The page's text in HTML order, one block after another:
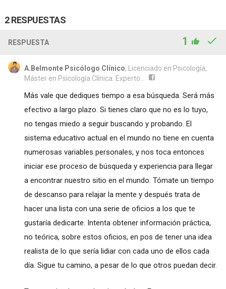
2 RESPUESTAS
RESPUESTA 1
A.Belmonte Psicólogo Clínico, Licenciado en Psicología,
Máster en Psicología Clínica. Experto...
Más vale que dediques tiempo a esa búsqueda. Será más
efectivo a largo plazo. Si tienes claro que no es lo tuyo,
no tengas miedo a seguir buscando y probando. El
sistema educativo actual en el mundo no tiene en cuenta
numerosas variables personales, y nos toca entonces
iniciar ese proceso de búsqueda y experiencia para llegar
a encontrar nuestro sitio en el mundo. Tómate un tiempo
de descanso para relajar la mente y después trata de
hacer una lista con una serie de oficios a los que te
gustaría dedicarte. Intenta obtener información práctica,
no teórica, sobre estos oficios, en pos de tener una idea
realista de lo que sería lidiar con cada uno de ellos cada
día. Sigue tu camino, a pesar de lo que otros puedan decir.